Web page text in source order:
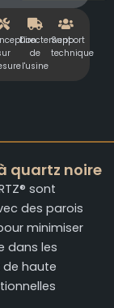
Directement
de
l'usine
Support
technique
quartz noire
sont
des parois
minimiser
dans les
de haute